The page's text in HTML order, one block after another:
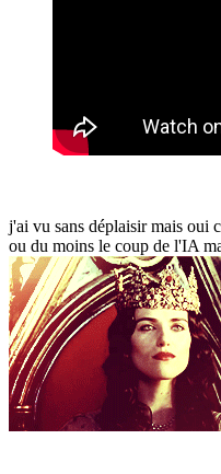
j'ai vu sans déplaisir mais oui
ou du moins le coup de l'IA